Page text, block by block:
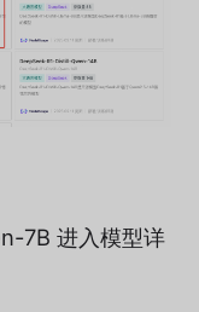
7B 进入模型详